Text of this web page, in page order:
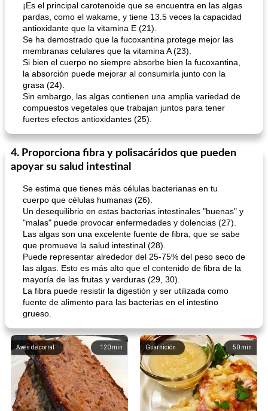
¡Es el principal carotenoide que se encuentra en las algas
pardas, como el wakame, y tiene 13.5 veces la capacidad
antioxidante que la vitamina E (21).
Se ha demostrado que la fucoxantina protege mejor las
membranas celulares que la vitamina A (23).
Si bien el cuerpo no siempre absorbe bien la fucoxantina,
la absorción puede mejorar al consumirla junto con la
grasa (24).
Sin embargo, las algas contienen una amplia variedad de
compuestos vegetales que trabajan juntos para tener
fuertes efectos antioxidantes (25).
4. Proporciona fibra y polisacáridos que pueden
apoyar su salud intestinal
Se estima que tienes más células bacterianas en tu
cuerpo que células humanas (26).
Un desequilibrio en estas bacterias intestinales "buenas" y
"malas" puede provocar enfermedades y dolencias (27).
Las algas son una excelente fuente de fibra, que se sabe
que promueve la salud intestinal (28).
Puede representar alrededor del 25-75% del peso seco de
las algas. Esto es más alto que el contenido de fibra de la
mayoría de las frutas y verduras (29, 30).
La fibra puede resistir la digestión y ser utilizada como
fuente de alimento para las bacterias en el intestino
grueso.
120 min
Aves de corral 50 min
Guarnición